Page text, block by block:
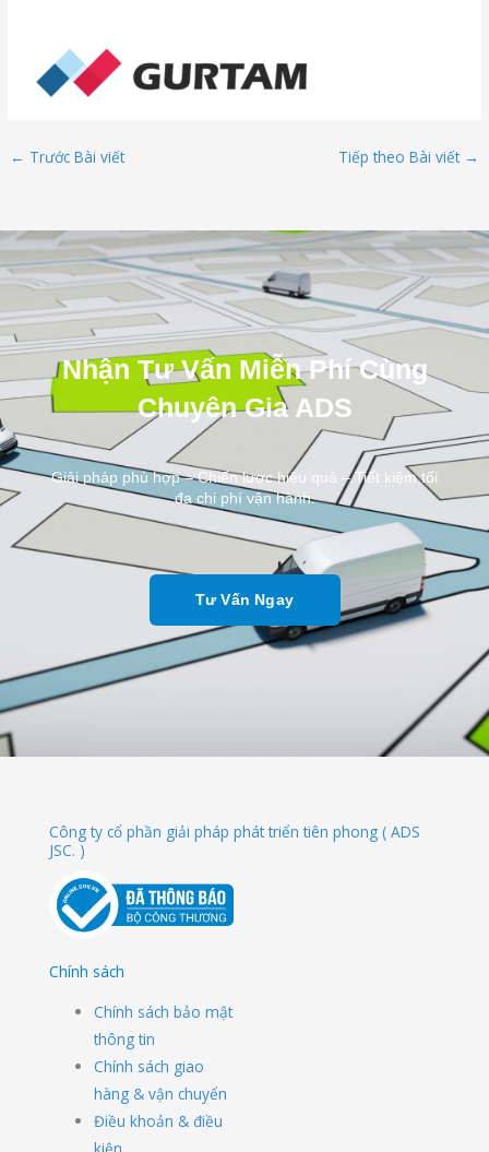
← Trước Bài viết Tiếp theo Bài viết →
Nhận Tư Vấn Miễn Phí Cùng
Chuyên Gia ADS
Giải pháp phù hợp – Chiến lược hiệu quả – Tiết kiệm tối
đa chi phí vận hành.
Tư Vấn Ngay
Công ty cổ phần giải pháp phát triển tiên phong ( ADS
JSC. )
Chính sách
Chính sách bảo mật
thông tin
Chính sách giao
hàng & vận chuyển
Điều khoản & điều